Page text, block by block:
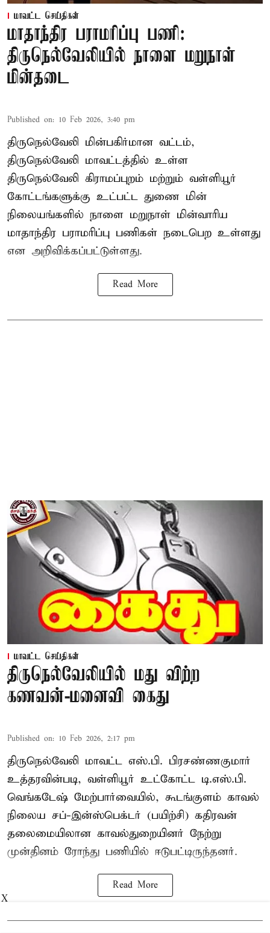
மாவட்ட செய்திகள்
மாதாந்திர பராமரிப்பு பணி:
திருநெல்வேலியில் நாளை மறுநாள்
மின்தடை
Published on: 10 Feb 2026, 3:40 pm
திருநெல்வேலி மின்பகிர்மான வட்டம்,
திருநெல்வேலி மாவட்டத்தில் உள்ள
திருநெல்வேலி கிராமப்புறம் மற்றும் வள்ளியூர்
கோட்டங்களுக்கு உட்பட்ட துணை மின்
நிலையங்களில் நாளை மறுநாள் மின்வாரிய
மாதாந்திர பராமரிப்பு பணிகள் நடைபெற உள்ளது
என அறிவிக்கப்பட்டுள்ளது.
Read More
மாவட்ட செய்திகள்
திருநெல்வேலியில் மது விற்ற
கணவன்-மனைவி கைது
Published on: 10 Feb 2026, 2:17 pm
திருநெல்வேலி மாவட்ட எஸ்.பி. பிரசண்ணகுமார்
உத்தரவின்படி, வள்ளியூர் உட்கோட்ட டி.எஸ்.பி.
வெங்கடேஷ் மேற்பார்வையில், கூடங்குளம் காவல்
நிலைய சப்-இன்ஸ்பெக்டர் (பயிற்சி) கதிரவன்
தலைமையிலான காவல்துறையினர் நேற்று
முன்தினம் ரோந்து பணியில் ஈடுபட்டிருந்தனர்.
Read More
X